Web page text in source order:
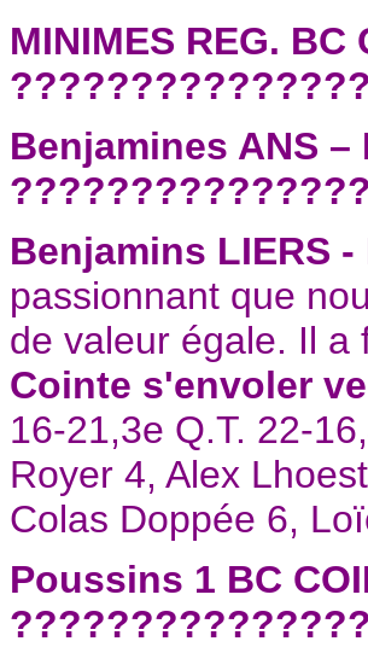
MINIMES REG. BC
Benjamines ANS –
Benjamins LIERS -
passionnant que
de valeur égale. Il a
Cointe s'envoler
16-21,3e Q.T. 22-
Royer 4, Alex
Colas Doppée 6,
Poussins 1 BC